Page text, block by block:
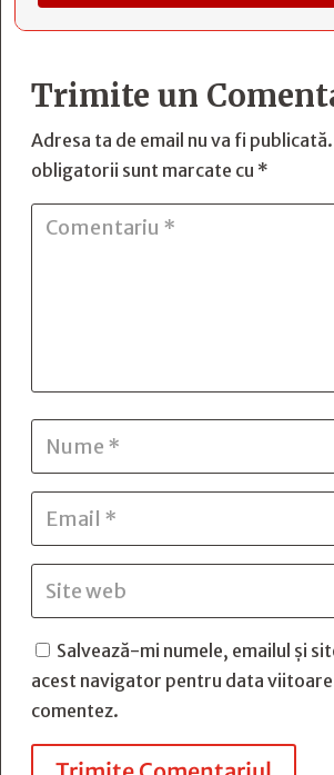
Trimite un
Adresa ta de email nu va fi publicată.
obligatorii sunt marcate cu *
Salvează-mi numele, emailul și
acest navigator pentru data viitoare
comentez.